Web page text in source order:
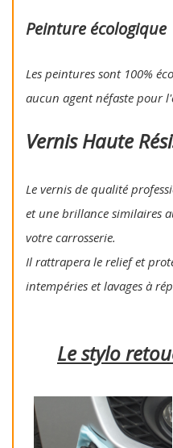
Peinture écologique
Les peintures sont 100%
aucun agent néfaste pour
Vernis Haute
Le vernis de qualité
et une brillance similaires
votre carrosserie.
Il rattrapera le relief et
intempéries et lavages à
Le stylo